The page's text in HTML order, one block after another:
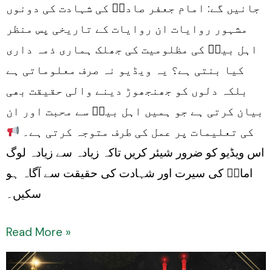
جانیں گے: امام جعفر صادقؑ کی شہادت کی دونوں
مشہور روایات ان روایات کے تاریخی پس منظر
اہل بیتؑ کی مظلومیت کی جھلک ہماری ذمہ داری
کیا بنتی ہے؟ یہ ویڈیو نہ صرف معلوماتی ہے
بلکہ دلوں کو جھنجھوڑ دینے والی حقیقت بھی
بیان کرتی ہے جو ہمیں اہل بیتؑ سے محبت اور ان
کی تعلیمات پر عمل کی طرف متوجہ کرتی ہے۔
اس ویڈیو کو ضرور شیئر کریں تاکہ زیادہ سے زیادہ لوگ
امامؑ کی سیرت اور شہادت کی حقیقت سے آگاہ ہو
سکیں۔
Read More »
Imam